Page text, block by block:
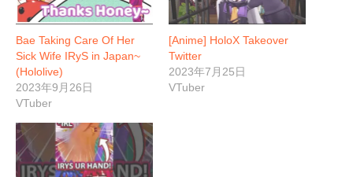
Bae Taking Care Of Her
Sick Wife IRyS in Japan~
(Hololive)
2023年9月26日
VTuber
[Anime] HoloX Takeover
Twitter
2023年7月25日
VTuber